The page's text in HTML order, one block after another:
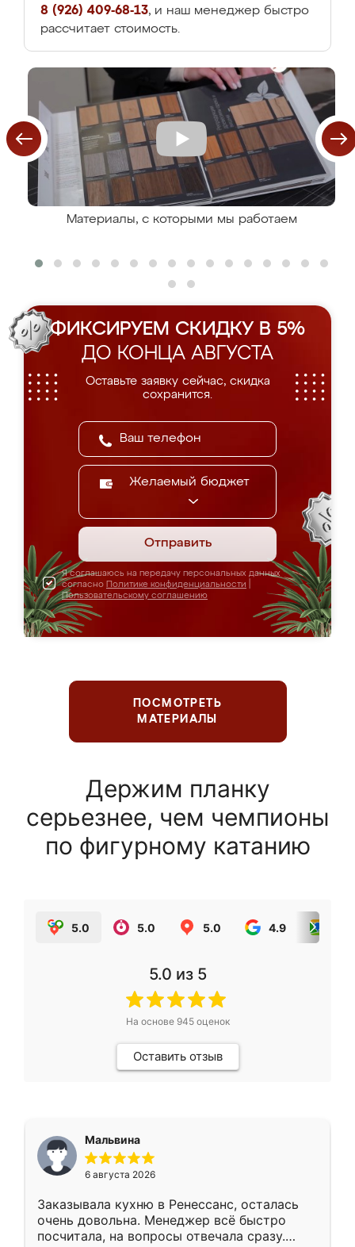
8 (926) 409-68-13, и наш менеджер быстро
рассчитает стоимость.
Материалы, с которыми мы работаем
ФИКСИРУЕМ СКИДКУ В 5%
ДО КОНЦА АВГУСТА
Оставьте заявку сейчас, скидка
сохранится.
Желаемый бюджет
Отправить
Я соглашаюсь на передачу персональных данных
согласно Политике конфиденциальности
Пользовательскому соглашению
ПОСМОТРЕТЬ
МАТЕРИАЛЫ
Держим планку
серьезнее, чем чемпионы
по фигурному катанию
5.0 5.0 5.0 4.9
5.0 из 5
На основе 945оценок
Оставить отзыв
Мальвина
6 августа 2026
Заказывала кухню в Ренессанс, осталась
очень довольна. Менеджер всё быстро
посчитала, на вопросы отвечала сразу.